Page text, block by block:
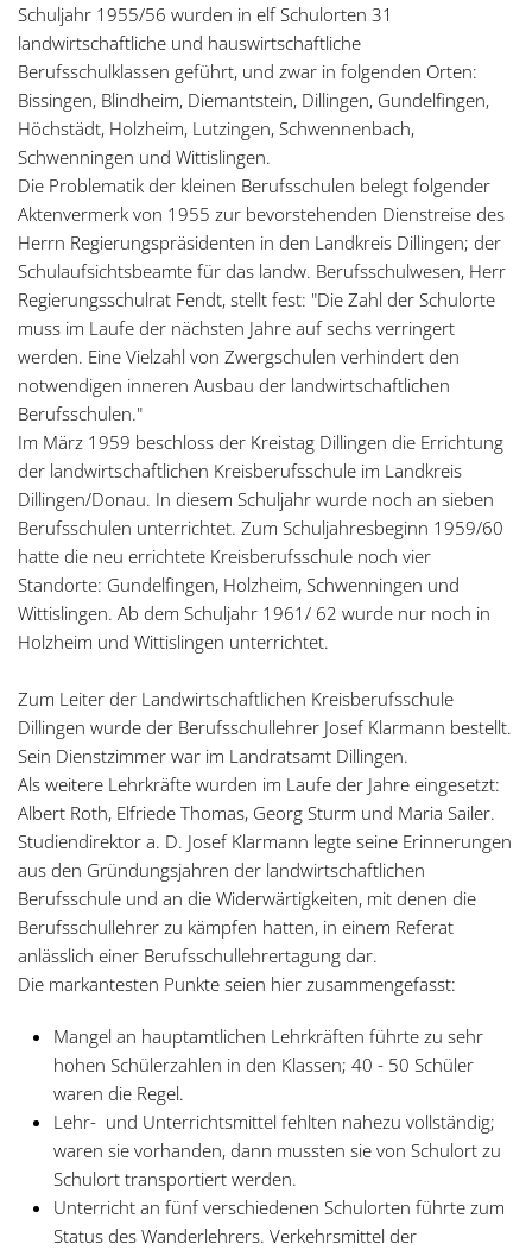
Schuljahr 1955/56 wurden in elf Schulorten 31
landwirtschaftliche und hauswirtschaftliche
Berufsschulklassen geführt, und zwar in folgenden Orten:
Bissingen, Blindheim, Diemantstein, Dillingen, Gundelfingen,
Höchstädt, Holzheim, Lutzingen, Schwennenbach,
Schwenningen und Wittislingen.
Die Problematik der kleinen Berufsschulen belegt folgender
Aktenvermerk von 1955 zur bevorstehenden Dienstreise des
Herrn Regierungspräsidenten in den Landkreis Dillingen; der
Schulaufsichtsbeamte für das landw. Berufsschulwesen, Herr
Regierungsschulrat Fendt, stellt fest: "Die Zahl der Schulorte
muss im Laufe der nächsten Jahre auf sechs verringert
werden. Eine Vielzahl von Zwergschulen verhindert den
notwendigen inneren Ausbau der landwirtschaftlichen
Berufsschulen."
Im März 1959 beschloss der Kreistag Dillingen die Errichtung
der landwirtschaftlichen Kreisberufsschule im Landkreis
Dillingen/Donau. In diesem Schuljahr wurde noch an sieben
Berufsschulen unterrichtet. Zum Schuljahresbeginn 1959/60
hatte die neu errichtete Kreisberufsschule noch vier
Standorte: Gundelfingen, Holzheim, Schwenningen und
Wittislingen. Ab dem Schuljahr 1961/ 62 wurde nur noch in
Holzheim und Wittislingen unterrichtet.
Zum Leiter der Landwirtschaftlichen Kreisberufsschule
Dillingen wurde der Berufsschullehrer Josef Klarmann bestellt.
Sein Dienstzimmer war im Landratsamt Dillingen.
Als weitere Lehrkräfte wurden im Laufe der Jahre eingesetzt:
Albert Roth, Elfriede Thomas, Georg Sturm und Maria Sailer.
Studiendirektor a. D. Josef Klarmann legte seine Erinnerungen
aus den Gründungsjahren der landwirtschaftlichen
Berufsschule und an die Widerwärtigkeiten, mit denen die
Berufsschullehrer zu kämpfen hatten, in einem Referat
anlässlich einer Berufsschullehrertagung dar.
Die markantesten Punkte seien hier zusammengefasst:
Mangel an hauptamtlichen Lehrkräften führte zu sehr
hohen Schülerzahlen in den Klassen; 40 - 50 Schüler
waren die Regel.
Lehr- und Unterrichtsmittel fehlten nahezu vollständig;
waren sie vorhanden, dann mussten sie von Schulort zu
Schulort transportiert werden.
Unterricht an fünf verschiedenen Schulorten führte zum
Status des Wanderlehrers. Verkehrsmittel der